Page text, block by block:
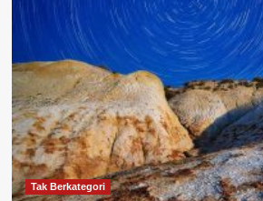
Tak Berkategori